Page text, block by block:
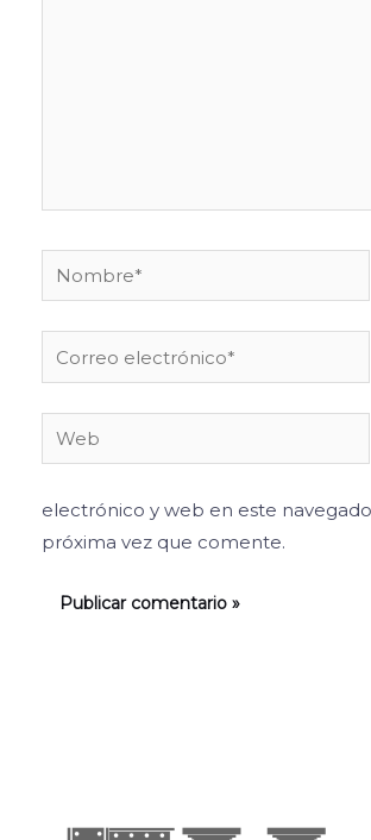
Nombre*
Correo
electrónico*
Web
electrónico y web en este
próxima vez que comente.